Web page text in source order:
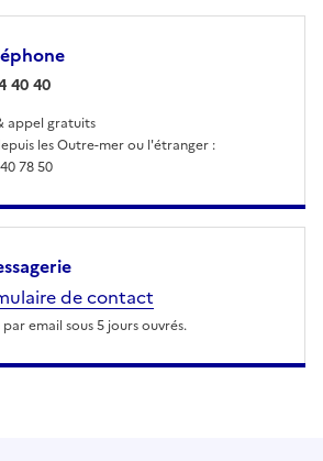
40 40
40 40
appel gratuits
les Outre-mer ou l'étranger :
78 50
de contact
par email sous 5 jours ouvrés.